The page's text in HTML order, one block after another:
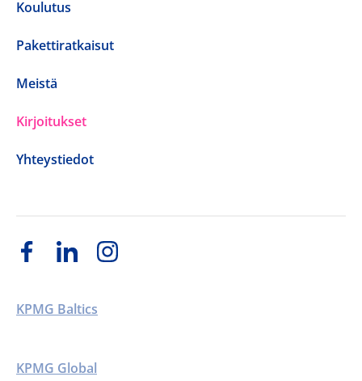
Koulutus
Pakettiratkaisut
Meistä
Kirjoitukset
Yhteystiedot
KPMG Baltics
KPMG Global